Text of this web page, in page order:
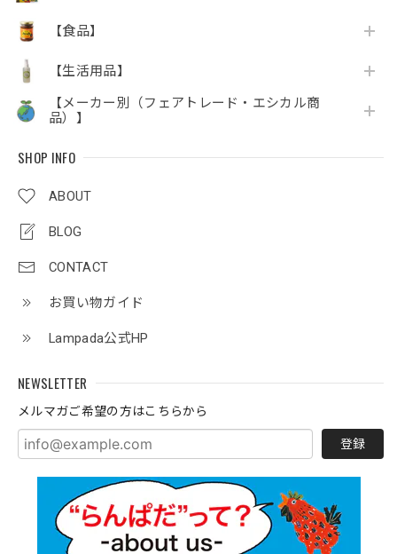
【食品】
【生活用品】
【メーカー別（フェアトレード・エシカル商
品）】
SHOP INFO
ABOUT
BLOG
CONTACT
お買い物ガイド
Lampada公式HP
NEWSLETTER
メルマガご希望の方はこちらから
登録